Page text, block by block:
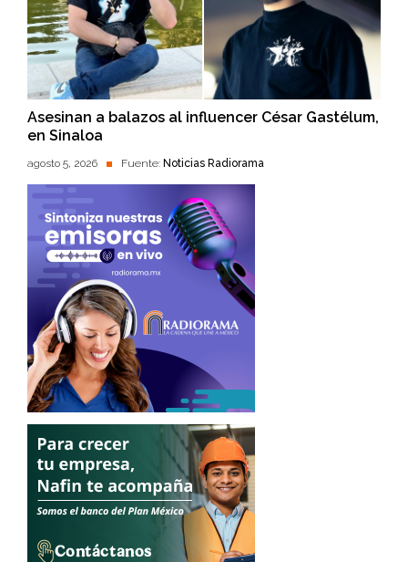
Asesinan a balazos al influencer César Gastélum,
en Sinaloa
agosto 5, 2026 Fuente: Noticias Radiorama